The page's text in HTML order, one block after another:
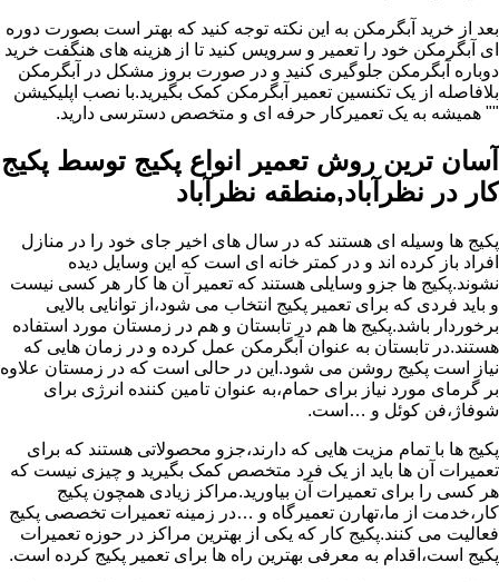
بعد از خرید آبگرمکن به این نکته توجه کنید که بهتر است بصورت دوره
ای آبگرمکن خود را تعمیر و سرویس کنید تا از هزینه های هنگفت خرید
دوباره آبگرمکن جلوگیری کنید و در صورت بروز مشکل در آبگرمکن
بلافاصله از یک تکنسین تعمیر آبگرمکن کمک بگیرید.با نصب اپلیکیشن
"" همیشه به یک تعمیرکار حرفه ای و متخصص دسترسی دارید.
آسان ترین روش تعمیر انواع پکیج توسط پکیج
کار در نظرآباد,منطقه نظرآباد
پکیج ها وسیله ای هستند که در سال های اخیر جای خود را در منازل
افراد باز کرده اند و در کمتر خانه ای است که این وسایل دیده
نشوند.پکیج ها جزو وسایلی هستند که تعمیر آن ها کار هر کسی نیست
و باید فردی که برای تعمیر پکیج انتخاب می شود،از توانایی بالایی
برخوردار باشد.پکیج ها هم در تابستان و هم در زمستان مورد استفاده
هستند.در تابستان به عنوان آبگرمکن عمل کرده و در زمان هایی که
نیاز است پکیج روشن می شود.این در حالی است که در زمستان علاوه
بر گرمای مورد نیاز برای حمام،به عنوان تامین کننده انرژی برای
شوفاژ،فن کوئل و …است.
پکیج ها با تمام مزیت هایی که دارند،جزو محصولاتی هستند که برای
تعمیرات آن ها باید از یک فرد متخصص کمک بگیرید و چیزی نیست که
هر کسی را برای تعمیرات آن بیاورید.مراکز زیادی همچون پکیج
کار،خدمت از ما،تهارن تعمیرگاه و …در زمینه تعمیرات تخصصی پکیج
فعالیت می کنند.پکیج کار که یکی از بهترین مراکز در حوزه تعمیرات
پکیج است،اقدام به معرفی بهترین راه ها برای تعمیر پکیج کرده است.